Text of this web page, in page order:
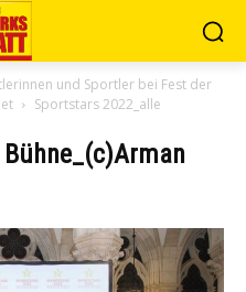
und Sportler bei Fest der
Sportstars 2022_alle